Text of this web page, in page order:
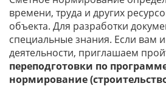
времени, труда и других
объекта. Для разработки
специальные знания. Если вам
деятельности, приглашаем
переподготовки по
нормирование